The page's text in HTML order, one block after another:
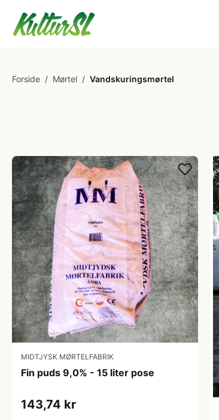
Forside / Mørtel / Vandskuringsmørtel
MIDTJYSK MØRTELFABRIK
Fin puds 9,0% - 15 liter pose
143,74 kr